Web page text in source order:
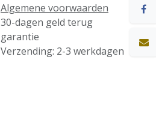
Algemene voorwaarden
30-dagen geld terug
garantie
Verzending: 2-3 werkdagen